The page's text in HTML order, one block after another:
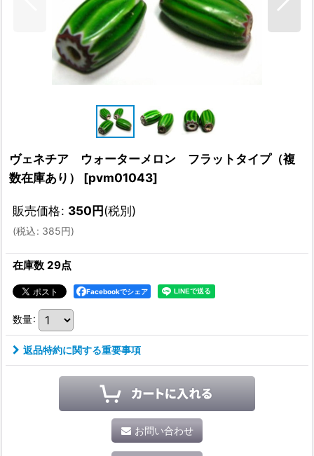
ヴェネチア ウォーターメロン フラットタイプ（複
数在庫あり）
[pvm01043]
販売価格: 350円(税別)
(税込: 385円)
在庫数 29点
Facebookでシェア
数量:
返品特約に関する重要事項
お問い合わせ